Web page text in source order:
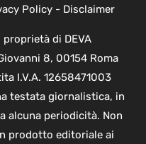
Policy- Disclaimer
di DEVA
8, 00154 Roma
I.V.A. 12658471003
testata giornalistica, in
alcuna periodicità. Non
prodotto editoriale ai